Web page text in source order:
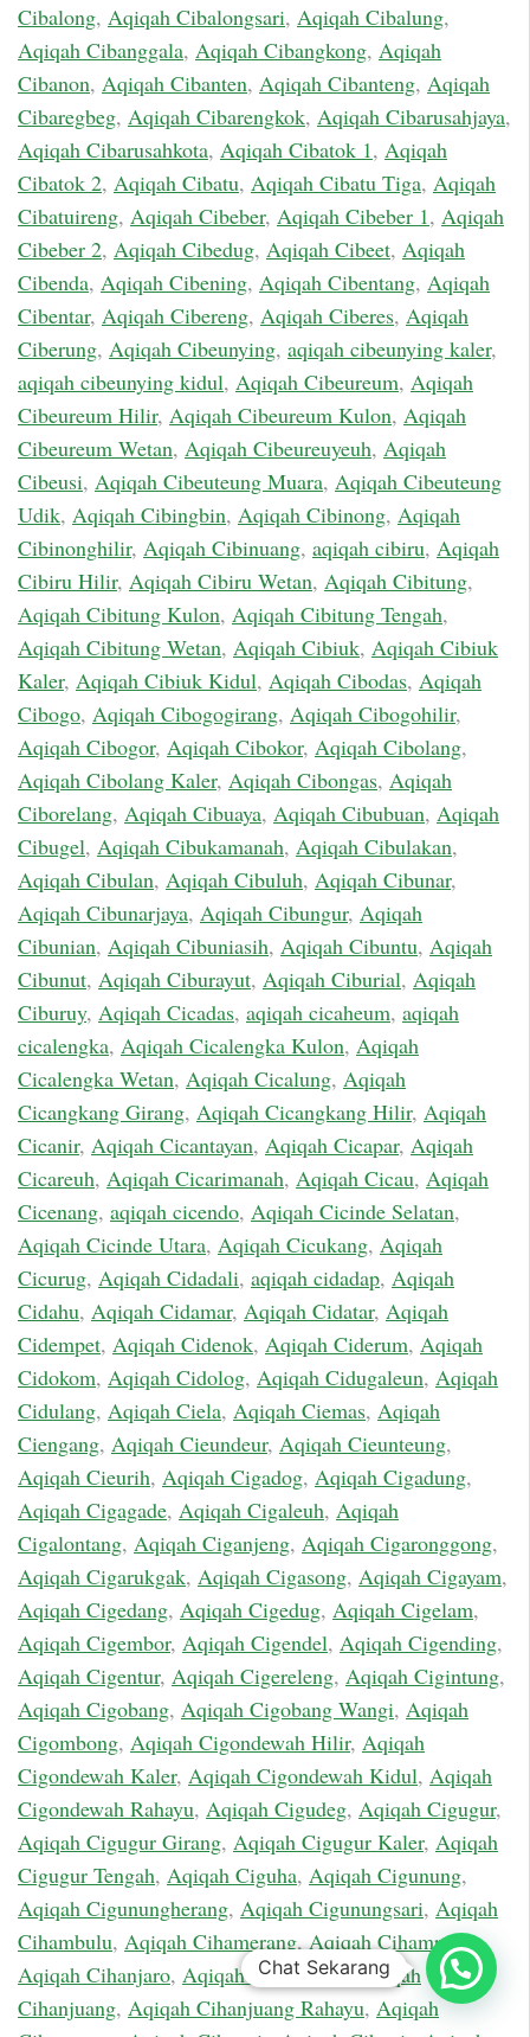
Cibalong, Aqiqah Cibalongsari, Aqiqah Cibalung,
Aqiqah Cibanggala, Aqiqah Cibangkong, Aqiqah
Cibanon, Aqiqah Cibanten, Aqiqah Cibanteng, Aqiqah
Cibaregbeg, Aqiqah Cibarengkok, Aqiqah Cibarusahjaya,
Aqiqah Cibarusahkota, Aqiqah Cibatok 1, Aqiqah
Cibatok 2, Aqiqah Cibatu, Aqiqah Cibatu Tiga, Aqiqah
Cibatuireng, Aqiqah Cibeber, Aqiqah Cibeber 1, Aqiqah
Cibeber 2, Aqiqah Cibedug, Aqiqah Cibeet, Aqiqah
Cibenda, Aqiqah Cibening, Aqiqah Cibentang, Aqiqah
Cibentar, Aqiqah Cibereng, Aqiqah Ciberes, Aqiqah
Ciberung, Aqiqah Cibeunying, aqiqah cibeunying kaler,
aqiqah cibeunying kidul, Aqiqah Cibeureum, Aqiqah
Cibeureum Hilir, Aqiqah Cibeureum Kulon, Aqiqah
Cibeureum Wetan, Aqiqah Cibeureuyeuh, Aqiqah
Cibeusi, Aqiqah Cibeuteung Muara, Aqiqah Cibeuteung
Udik, Aqiqah Cibingbin, Aqiqah Cibinong, Aqiqah
Cibinonghilir, Aqiqah Cibinuang, aqiqah cibiru, Aqiqah
Cibiru Hilir, Aqiqah Cibiru Wetan, Aqiqah Cibitung,
Aqiqah Cibitung Kulon, Aqiqah Cibitung Tengah,
Aqiqah Cibitung Wetan, Aqiqah Cibiuk, Aqiqah Cibiuk
Kaler, Aqiqah Cibiuk Kidul, Aqiqah Cibodas, Aqiqah
Cibogo, Aqiqah Cibogogirang, Aqiqah Cibogohilir,
Aqiqah Cibogor, Aqiqah Cibokor, Aqiqah Cibolang,
Aqiqah Cibolang Kaler, Aqiqah Cibongas, Aqiqah
Ciborelang, Aqiqah Cibuaya, Aqiqah Cibubuan, Aqiqah
Cibugel, Aqiqah Cibukamanah, Aqiqah Cibulakan,
Aqiqah Cibulan, Aqiqah Cibuluh, Aqiqah Cibunar,
Aqiqah Cibunarjaya, Aqiqah Cibungur, Aqiqah
Cibunian, Aqiqah Cibuniasih, Aqiqah Cibuntu, Aqiqah
Cibunut, Aqiqah Ciburayut, Aqiqah Ciburial, Aqiqah
Ciburuy, Aqiqah Cicadas, aqiqah cicaheum, aqiqah
cicalengka, Aqiqah Cicalengka Kulon, Aqiqah
Cicalengka Wetan, Aqiqah Cicalung, Aqiqah
Cicangkang Girang, Aqiqah Cicangkang Hilir, Aqiqah
Cicanir, Aqiqah Cicantayan, Aqiqah Cicapar, Aqiqah
Cicareuh, Aqiqah Cicarimanah, Aqiqah Cicau, Aqiqah
Cicenang, aqiqah cicendo, Aqiqah Cicinde Selatan,
Aqiqah Cicinde Utara, Aqiqah Cicukang, Aqiqah
Cicurug, Aqiqah Cidadali, aqiqah cidadap, Aqiqah
Cidahu, Aqiqah Cidamar, Aqiqah Cidatar, Aqiqah
Cidempet, Aqiqah Cidenok, Aqiqah Ciderum, Aqiqah
Cidokom, Aqiqah Cidolog, Aqiqah Cidugaleun, Aqiqah
Cidulang, Aqiqah Ciela, Aqiqah Ciemas, Aqiqah
Ciengang, Aqiqah Cieundeur, Aqiqah Cieunteung,
Aqiqah Cieurih, Aqiqah Cigadog, Aqiqah Cigadung,
Aqiqah Cigagade, Aqiqah Cigaleuh, Aqiqah
Cigalontang, Aqiqah Ciganjeng, Aqiqah Cigaronggong,
Aqiqah Cigarukgak, Aqiqah Cigasong, Aqiqah Cigayam,
Aqiqah Cigedang, Aqiqah Cigedug, Aqiqah Cigelam,
Aqiqah Cigembor, Aqiqah Cigendel, Aqiqah Cigending,
Aqiqah Cigentur, Aqiqah Cigereleng, Aqiqah Cigintung,
Aqiqah Cigobang, Aqiqah Cigobang Wangi, Aqiqah
Cigombong, Aqiqah Cigondewah Hilir, Aqiqah
Cigondewah Kaler, Aqiqah Cigondewah Kidul, Aqiqah
Cigondewah Rahayu, Aqiqah Cigudeg, Aqiqah Cigugur,
Aqiqah Cigugur Girang, Aqiqah Cigugur Kaler, Aqiqah
Cigugur Tengah, Aqiqah Ciguha, Aqiqah Cigunung,
Aqiqah Cigunungherang, Aqiqah Cigunungsari, Aqiqah
Cihambulu, Aqiqah Cihamerang,Aqiqah Cihampelas,
Aqiqah Cihanjaro, Aqiqah Cihanjawar,Aqiqah
Cihanjuang, Aqiqah Cihanjuang Rahayu, Aqiqah
Chat Sekarang